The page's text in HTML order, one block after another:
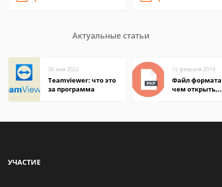
Актуальные статьи
30 мая 2022
Teamviewer: что это
за программа
15 февраля 2019
Файл формата
чем открыть,
УЧАСТИЕ